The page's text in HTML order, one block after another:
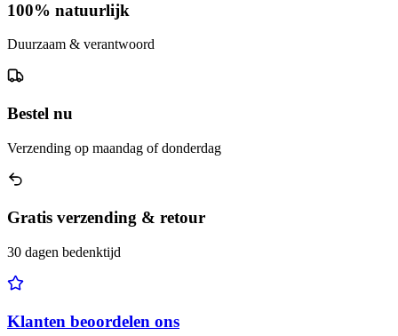
100% natuurlijk
Duurzaam & verantwoord
Bestel nu
Verzending op maandag of donderdag
Gratis verzending & retour
30 dagen bedenktijd
Klanten beoordelen ons